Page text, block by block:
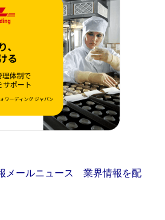
メールニュース 業界情報を配